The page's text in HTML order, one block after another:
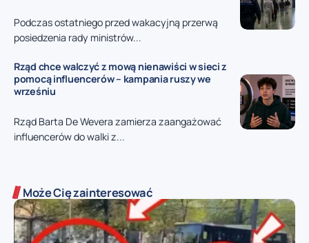
Podczas ostatniego przed wakacyjną przerwą
posiedzenia rady ministrów...
Rząd chce walczyć z mową nienawiści w sieci z
pomocą influencerów – kampania ruszy we
wrześniu
Rząd Barta De Wevera zamierza zaangażować
influencerów do walki z...
Może Cię zainteresować